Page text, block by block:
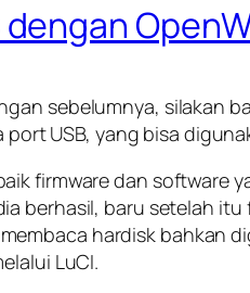
sebelumnya, silakan
USB, yang bisa
firmware dan software
berhasil, baru setelah
hardisk bahkan
LuCI.